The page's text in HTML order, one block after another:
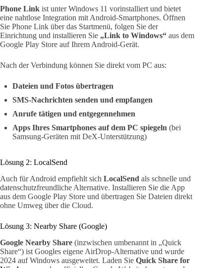
Phone Link ist unter Windows 11 vorinstalliert und bietet
eine nahtlose Integration mit Android-Smartphones. Öffnen
Sie Phone Link über das Startmenü, folgen Sie der
Einrichtung und installieren Sie „Link to Windows“ aus dem
Google Play Store auf Ihrem Android-Gerät.
Nach der Verbindung können Sie direkt vom PC aus:
Dateien und Fotos übertragen
SMS-Nachrichten senden und empfangen
Anrufe tätigen und entgegennehmen
Apps Ihres Smartphones auf dem PC spiegeln (bei
Samsung-Geräten mit DeX-Unterstützung)
Lösung 2: LocalSend
Auch für Android empfiehlt sich LocalSend als schnelle und
datenschutzfreundliche Alternative. Installieren Sie die App
aus dem Google Play Store und übertragen Sie Dateien direkt
ohne Umweg über die Cloud.
Lösung 3: Nearby Share (Google)
Google Nearby Share (inzwischen umbenannt in „Quick
Share“) ist Googles eigene AirDrop-Alternative und wurde
2024 auf Windows ausgeweitet. Laden Sie Quick Share for